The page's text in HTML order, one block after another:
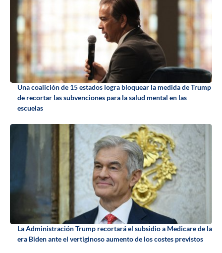
Una coalición de 15 estados logra bloquear la medida de Trump
de recortar las subvenciones para la salud mental en las
escuelas
La Administración Trump recortará el subsidio a Medicare de la
era Biden ante el vertiginoso aumento de los costes previstos